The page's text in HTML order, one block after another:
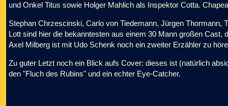
und Onkel Titus sowie Holger Mahlich als Inspektor Cotta.
Stephan Chrzescinski, Carlo von Tiedemann, Jürgen Thormann,
Lott sind hier die bekanntesten aus einem 30 Mann großen Cast,
Axel Milberg ist mit Udo Schenk noch ein zweiter Erzähler zu
Zu guter Letzt noch ein Blick aufs Cover: dieses ist (natürlich
den "Fluch des Rubins" und ein echter Eye-Catcher.